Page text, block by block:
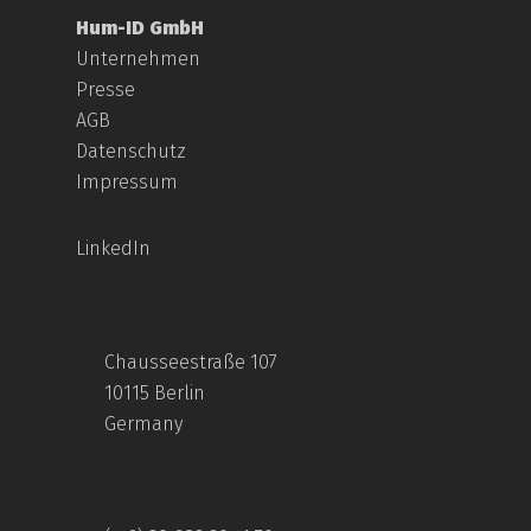
Hum-ID GmbH
Unternehmen
Presse
AGB
Datenschutz
Impressum
LinkedIn
Chausseestraße 107
10115 Berlin
Germany